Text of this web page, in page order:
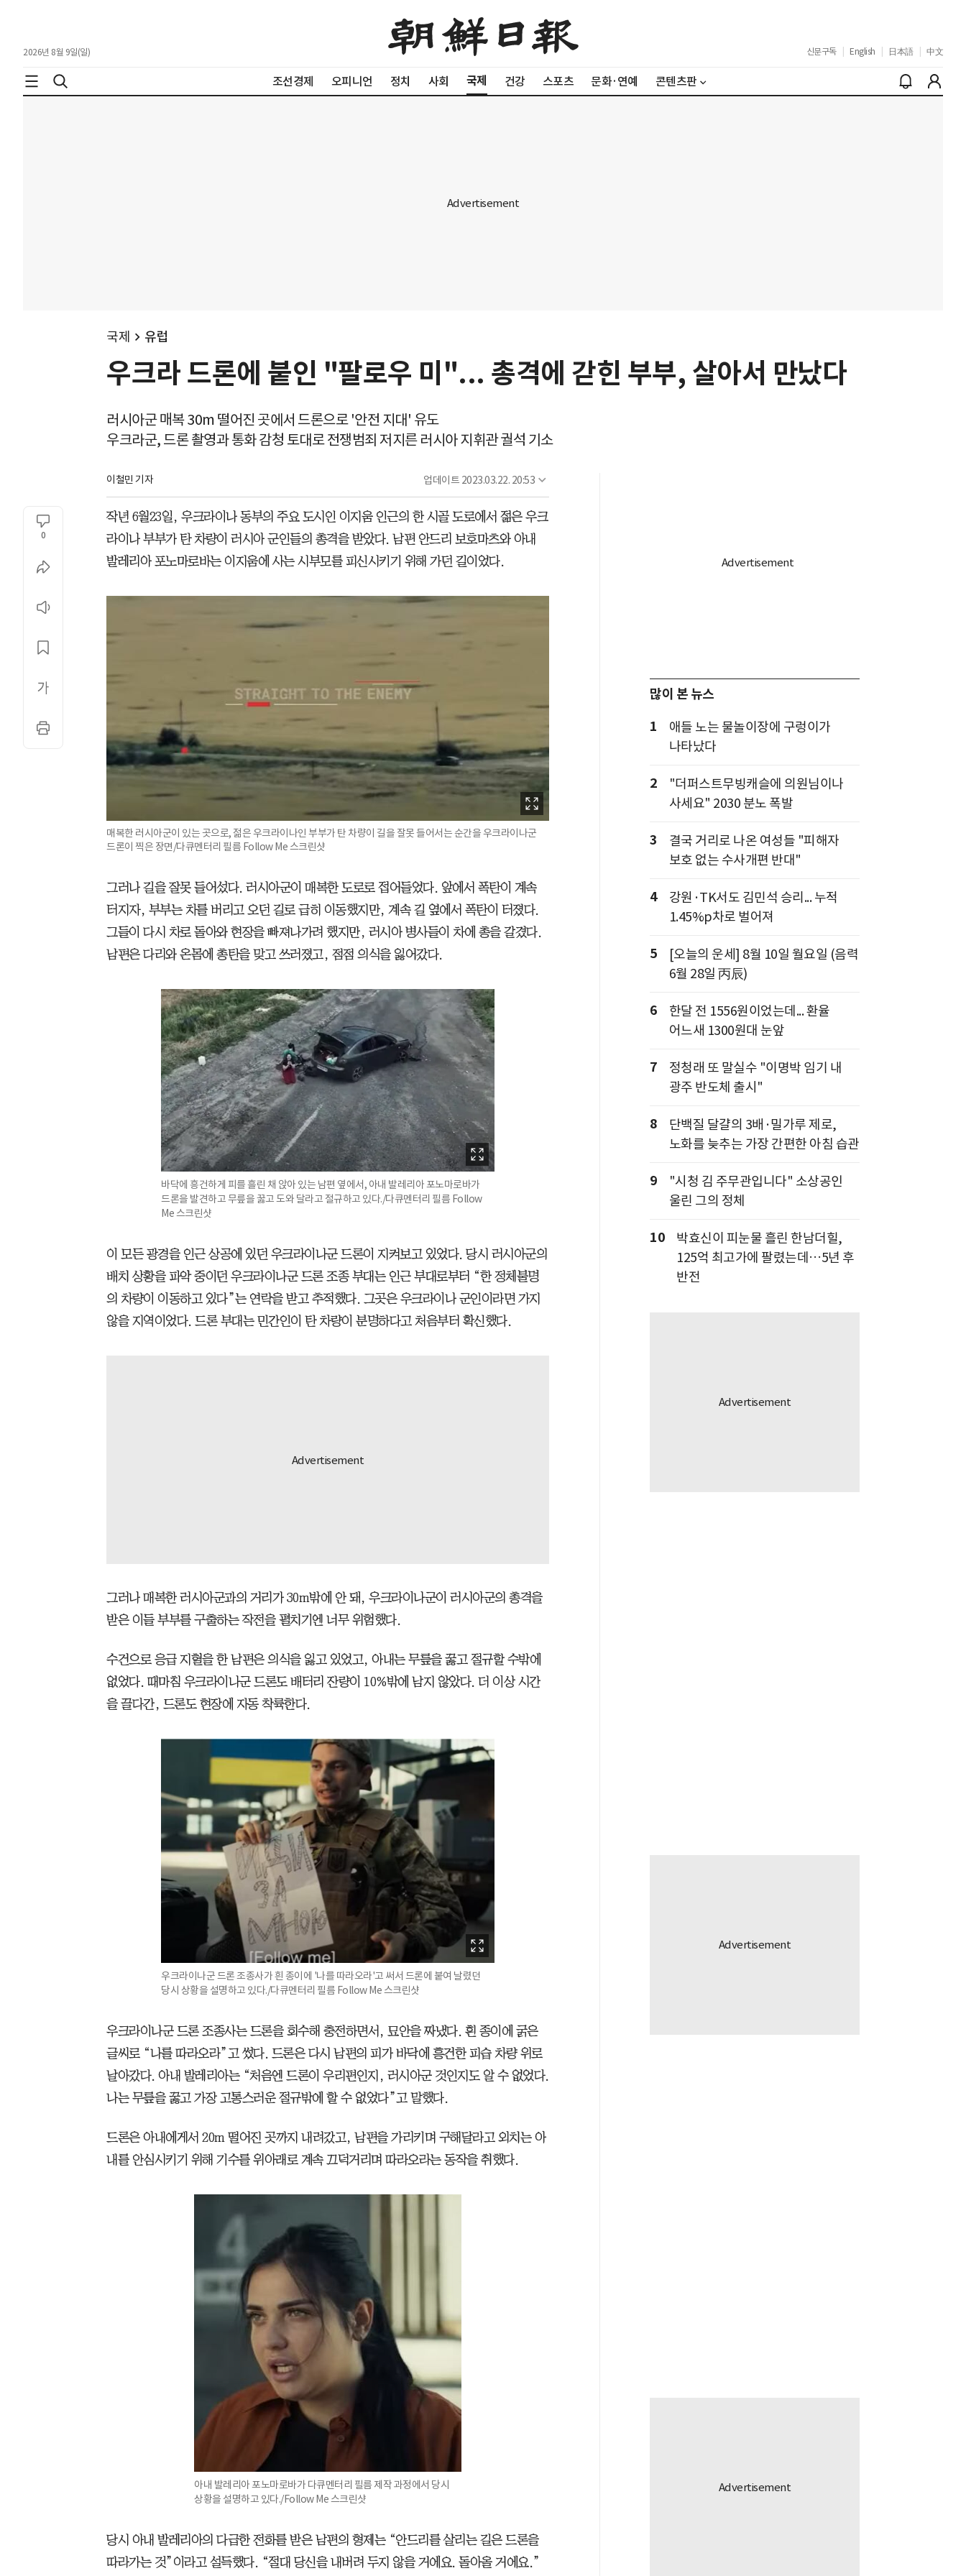
2026년 8월 9일(일) 신문구독 English 日本語 中文
조선경제 오피니언 정치 사회 국제 건강 스포츠 문화·연예 콘텐츠판
국제 유럽
우크라 드론에 붙인 "팔로우 미"... 총격에 갇힌 부부, 살아서 만났다
러시아군 매복 30m 떨어진 곳에서 드론으로 '안전 지대' 유도
우크라군, 드론 촬영과 통화 감청 토대로 전쟁범죄 저지른 러시아 지휘관 궐석 기소
이철민 기자 업데이트 2023.03.22. 20:53
0
작년 6월23일, 우크라이나 동부의 주요 도시인 이지움 인근의 한 시골 도로에서 젊은 우크
라이나 부부가 탄 차량이 러시아 군인들의 총격을 받았다. 남편 안드리 보호마츠와 아내
발레리아 포노마로바는 이지움에 사는 시부모를 피신시키기 위해 가던 길이었다.
매복한 러시아군이 있는 곳으로, 젊은 우크라이나인 부부가 탄 차량이 길을 잘못 들어서는 순간을 우크라이나군
드론이 찍은 장면/다큐멘터리 필름 Follow Me 스크린샷
그러나 길을 잘못 들어섰다. 러시아군이 매복한 도로로 접어들었다. 앞에서 폭탄이 계속
터지자, 부부는 차를 버리고 오던 길로 급히 이동했지만, 계속 길 옆에서 폭탄이 터졌다.
그들이 다시 차로 돌아와 현장을 빠져나가려 했지만, 러시아 병사들이 차에 총을 갈겼다.
남편은 다리와 온몸에 총탄을 맞고 쓰러졌고, 점점 의식을 잃어갔다.
바닥에 흥건하게 피를 흘린 채 앉아 있는 남편 옆에서, 아내 발레리아 포노마로바가
드론을 발견하고 무릎을 꿇고 도와 달라고 절규하고 있다./다큐멘터리 필름 Follow
Me 스크린샷
이 모든 광경을 인근 상공에 있던 우크라이나군 드론이 지켜보고 있었다. 당시 러시아군의
배치 상황을 파악 중이던 우크라이나군 드론 조종 부대는 인근 부대로부터 “한 정체불명
의 차량이 이동하고 있다”는 연락을 받고 추적했다. 그곳은 우크라이나 군인이라면 가지
않을 지역이었다. 드론 부대는 민간인이 탄 차량이 분명하다고 처음부터 확신했다.
그러나 매복한 러시아군과의 거리가 30m밖에 안 돼, 우크라이나군이 러시아군의 총격을
받은 이들 부부를 구출하는 작전을 펼치기엔 너무 위험했다.
수건으로 응급 지혈을 한 남편은 의식을 잃고 있었고, 아내는 무릎을 꿇고 절규할 수밖에
없었다. 때마침 우크라이나군 드론도 배터리 잔량이 10%밖에 남지 않았다. 더 이상 시간
을 끌다간, 드론도 현장에 자동 착륙한다.
우크라이나군 드론 조종사가 흰 종이에 '나를 따라오라'고 써서 드론에 붙여 날렸던
당시 상황을 설명하고 있다./다큐멘터리 필름 Follow Me 스크린샷
우크라이나군 드론 조종사는 드론을 회수해 충전하면서, 묘안을 짜냈다. 흰 종이에 굵은
글씨로 “나를 따라오라”고 썼다. 드론은 다시 남편의 피가 바닥에 흥건한 피습 차량 위로
날아갔다. 아내 발레리아는 “처음엔 드론이 우리편인지, 러시아군 것인지도 알 수 없었다.
나는 무릎을 꿇고 가장 고통스러운 절규밖에 할 수 없었다”고 말했다.
드론은 아내에게서 20m 떨어진 곳까지 내려갔고, 남편을 가리키며 구해달라고 외치는 아
내를 안심시키기 위해 기수를 위아래로 계속 끄덕거리며 따라오라는 동작을 취했다.
아내 발레리아 포노마로바가 다큐멘터리 필름 제작 과정에서 당시
상황을 설명하고 있다./Follow Me 스크린샷
당시 아내 발레리아의 다급한 전화를 받은 남편의 형제는 “안드리를 살리는 길은 드론을
따라가는 것”이라고 설득했다. “절대 당신을 내버려 두지 않을 거에요. 돌아올 거에요.”
많이 본 뉴스
1
애들 노는 물놀이장에 구렁이가
나타났다
2
"더퍼스트무빙캐슬에 의원님이나
사세요" 2030 분노 폭발
3
결국 거리로 나온 여성들 "피해자
보호 없는 수사개편 반대"
4
강원·TK서도 김민석 승리... 누적
1.45%p차로 벌어져
5
[오늘의 운세] 8월 10일 월요일 (음력
6월 28일 丙辰)
6
한달 전 1556원이었는데... 환율
어느새 1300원대 눈앞
7
정청래 또 말실수 "이명박 임기 내
광주 반도체 출시"
8
단백질 달걀의 3배·밀가루 제로,
노화를 늦추는 가장 간편한 아침 습관
9
"시청 김 주무관입니다" 소상공인
울린 그의 정체
10
박효신이 피눈물 흘린 한남더힐,
125억 최고가에 팔렸는데…5년 후
반전